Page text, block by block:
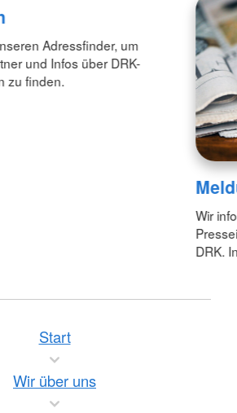
Adressfinder, um
und Infos über DRK-
zu finden.
Wir
DRK.
Start
Wir über uns